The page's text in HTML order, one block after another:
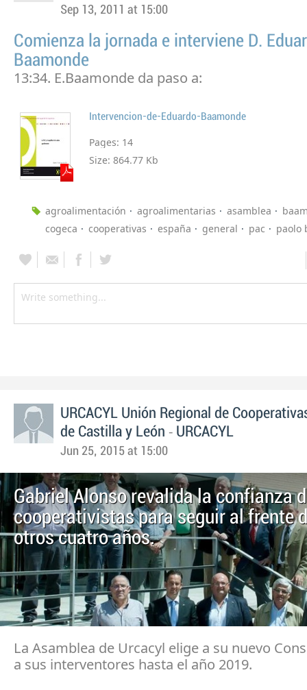
Sep 13, 2011 at 15:00
Comienza la jornada e interviene D.
Baamonde
13:34. E.Baamonde da paso a:
Intervencion-de-Eduardo-Baamonde
Pages: 14
Size: 864.77 Kb
agroalimentación agroalimentarias asamblea
cogeca
cooperativas españa general pac paolo
URCACYL Unión Regional de
de Castilla y León - URCACYL
Jun 25, 2015 at 15:00
Gabriel Alonso revalida la confianza
cooperativistas para seguir al frente
otros cuatro años.
La Asamblea de Urcacyl elige a su nuevo
a sus interventores hasta el año 2019.